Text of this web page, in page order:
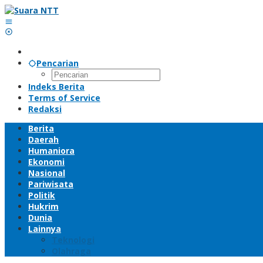
Lewati
ke
konten
Pencarian
Indeks Berita
Terms of Service
Redaksi
Berita
Daerah
Humaniora
Ekonomi
Nasional
Pariwisata
Politik
Hukrim
Dunia
Lainnya
Teknologi
Olahraga